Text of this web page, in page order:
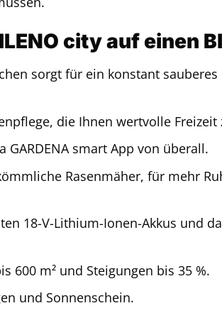
city auf einen
sorgt für ein konstant
die Ihnen wertvolle Freizeit
GARDENA smart App von überall.
Rasenmäher, für mehr
18-V-Lithium-Ionen-Akkus und
600 m² und Steigungen bis 35 %.
und Sonnenschein.